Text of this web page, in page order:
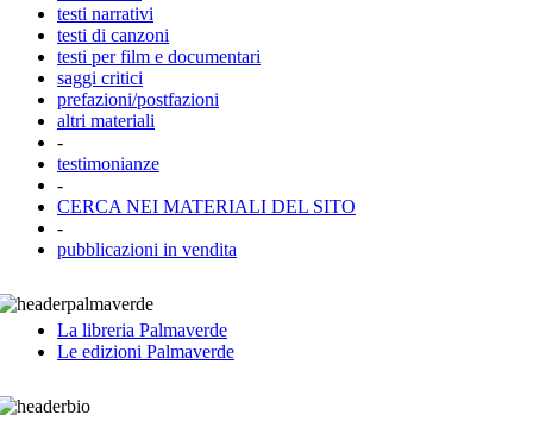
testi narrativi
testi di canzoni
testi per film e documentari
saggi critici
prefazioni/postfazioni
altri materiali
-
testimonianze
-
CERCA NEI MATERIALI DEL SITO
-
pubblicazioni in vendita
La libreria Palmaverde
Le edizioni Palmaverde